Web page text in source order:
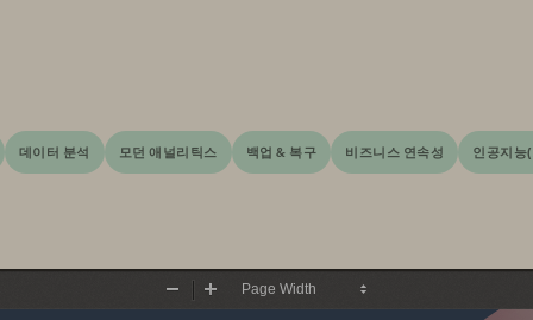
데이터 분석 모던 애널리틱스 백업 & 복구 비즈니스 연속성 인공지능
Zoom